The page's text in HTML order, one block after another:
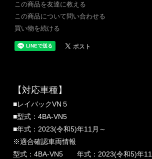
この商品を友達に教える
この商品について問い合わせる
買い物を続ける
【対応車種】
■レイバックVN５
■型式：4BA-VN5
■年式：2023(令和5)年11月～
※適合確認車両情報
型式：4BA-VN5 年式：2023(令和5)年11